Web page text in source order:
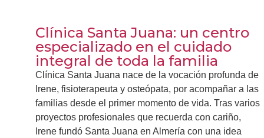
Clínica Santa Juana: un centro
especializado en el cuidado
integral de toda la familia
Clínica Santa Juana nace de la vocación profunda de
Irene, fisioterapeuta y osteópata, por acompañar a las
familias desde el primer momento de vida. Tras varios
proyectos profesionales que recuerda con cariño,
Irene fundó Santa Juana en Almería con una idea